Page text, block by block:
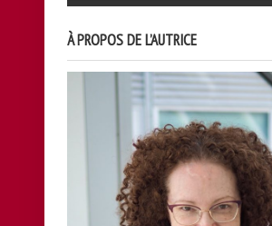
À PROPOS DE L’AUTRICE